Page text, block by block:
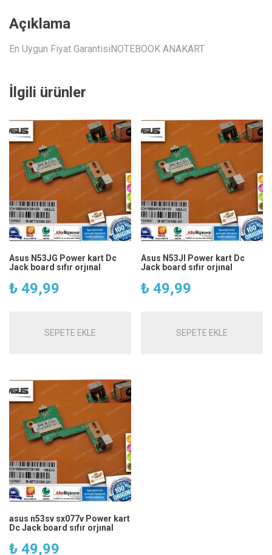
Açıklama
En Uygun Fiyat GarantisiNOTEBOOK ANAKART
İlgili ürünler
Asus N53JG Power kart Dc
Jack board sıfır orjınal
₺ 49,99
SEPETE EKLE
Asus N53JI Power kart Dc
Jack board sıfır orjınal
₺ 49,99
SEPETE EKLE
asus n53sv sx077v Power kart
Dc Jack board sıfır orjınal
₺ 49,99